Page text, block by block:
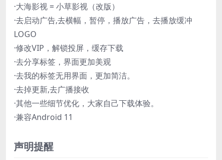
·大海影视 = 小草影视（改版）
·去启动广告,去横幅，暂停，播放广告，去播放缓冲
LOGO
·修改VIP，解锁投屏，缓存下载
·去分享标签，界面更加美观
·去我的标签无用界面，更加简洁。
·去掉更新,去广播接收
·其他一些细节优化，大家自己下载体验。
·兼容Android 11
声明提醒